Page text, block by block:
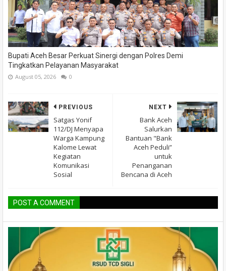
Bupati Aceh Besar Perkuat Sinergi dengan Polres Demi
Tingkatkan Pelayanan Masyarakat
August 05, 2026 0
NEXT
Bank Aceh
Salurkan
Bantuan "Bank
Aceh Peduli”
untuk
Penanganan
Bencana di Aceh
PREVIOUS
Satgas Yonif
112/DJ Menyapa
Warga Kampung
Kalome Lewat
Kegiatan
Komunikasi
Sosial
POST A COMMENT